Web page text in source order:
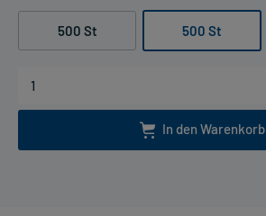
500 St 500 St
In den Warenkorb